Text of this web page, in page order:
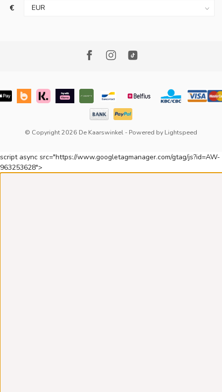
€
© Copyright 2026 De Kaarswinkel - Powered by Lightspeed
script async src="https://www.googletagmanager.com/gtag/js?id=AW-
963253628">